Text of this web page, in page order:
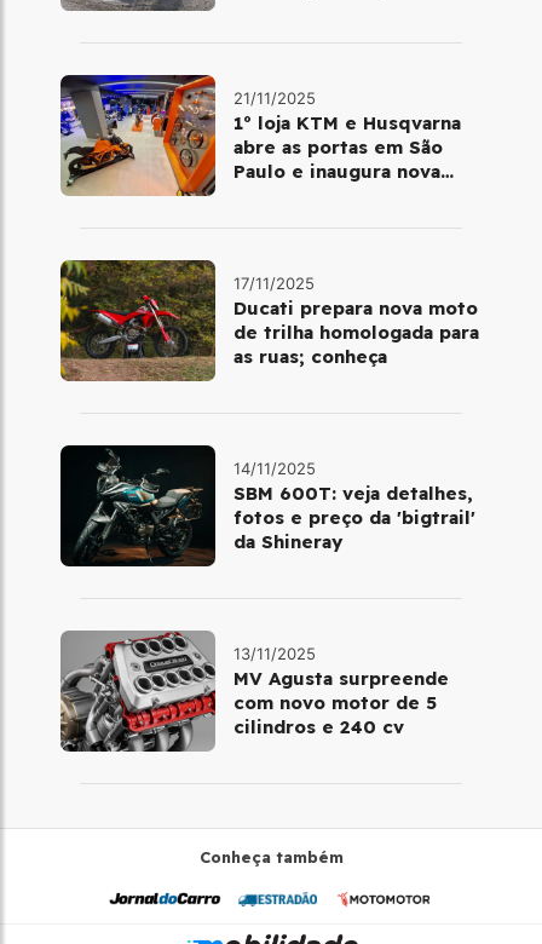
21/11/2025
1º loja KTM e Husqvarna
abre as portas em São
Paulo e inaugura nova
17/11/2025
Ducati prepara nova moto
de trilha homologada para
as ruas; conheça
14/11/2025
SBM 600T: veja detalhes,
fotos e preço da 'bigtrail'
da Shineray
13/11/2025
MV Agusta surpreende
com novo motor de 5
cilindros e 240 cv
Conheça também